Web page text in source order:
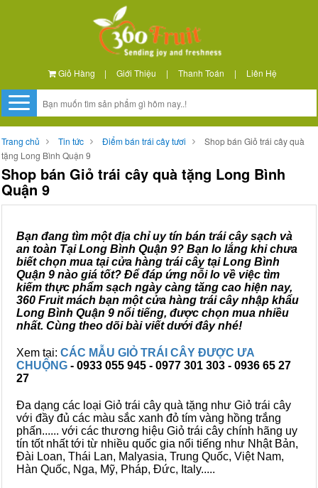
Giỏ Hàng | Giới Thiệu | Thanh Toán | Liên Hệ
Trang chủ Tin tức Điểm bán trái cây tươi
Shop bán Giỏ trái cây quà
tặng Long Bình Quận 9
Shop bán Giỏ trái cây quà tặng Long Bình
Quận 9
Bạn đang tìm một địa chỉ uy tín bán trái cây sạch và
an toàn Tại Long Bình Quận 9? Bạn lo lắng khi chưa
biết chọn mua tại cửa hàng trái cây tại Long Bình
Quận 9 nào giá tốt? Để đáp ứng nỗi lo về việc tìm
kiếm thực phẩm sạch ngày càng tăng cao hiện nay,
360 Fruit mách bạn một cửa hàng trái cây nhập khẩu
Long Bình Quận 9 nổi tiếng, được chọn mua nhiều
nhất. Cùng theo dõi bài viết dưới đây nhé!
Xem tại: CÁC MẪU GIỎ TRÁI CÂY ĐƯỢC ƯA
CHUỘNG - 0933 055 945 - 0977 301 303 - 0936 65 27
27
Đa dạng các loại Giỏ trái cây quà tặng như Giỏ trái cây
với đầy đủ các màu sắc xanh đỏ tím vàng hồng trắng
phấn...... với các thương hiệu Giỏ trái cây chính hãng uy
tín tốt nhất tới từ nhiều quốc gia nổi tiếng như Nhật Bản,
Đài Loan, Thái Lan, Malyasia, Trung Quốc, Việt Nam,
Hàn Quốc, Nga, Mỹ, Pháp, Đức, Italy.....